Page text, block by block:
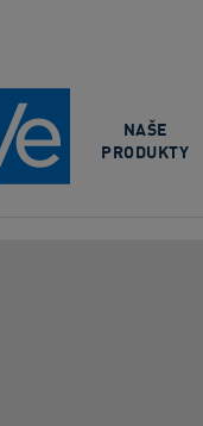
NAŠE
PRODUKTY